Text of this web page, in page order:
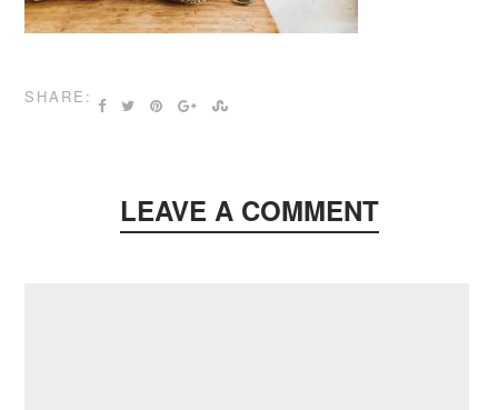
SHARE:
LEAVE A COMMENT